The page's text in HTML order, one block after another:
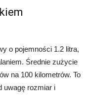
o pojemności 1.2 litra,
Średnie zużycie
na 100 kilometrów. To
uwagę rozmiar i